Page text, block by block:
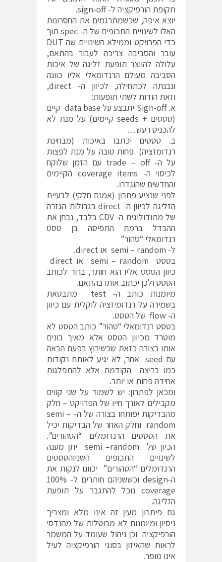
תקופת הורפיקציה ל- sign-off.
יוצא איפה, שכשמתרגמים את החסרונות
האלו לשינויים התכופים של ה- spec תוך
כדי הפרויקט וממילא השינויים שה DUT
עובר והסביבה צריכה לעבור בהתאם,
עלולה להווצר תופעת זליגה של איכות
הסביבה מעולם הרנדומאלי אליו כוונה
ונבנתה לכתחילה, לכיוון ה- direct,
וזאת הודות לשתי תופעות:
א. Sign-off יתבצע על data base קיים
(טסטים + seeds קיימים) על מנת לא
להכניס רעש…
ב. טסטים יכתבו באיכות (מבחינת
רנדומזציה) פחות טובה על מנת לפצות
על ה- trade – off עם הזמן שלוקח
לכיסוי ה- coverage items הקיימים
והחדשים שהוגדרו.
לפני שנציע פתרון (אמנם חלקי) לבעיית
הזליגה לכיוון ה- direct בגבולות הגזרה
של מתודולוגית ה- CDV בלבד, נבחן את
ההבדל ברמת התפיסה בן טסט
רנדומאלי “טהור”
ל- semi – random או direct.
בטסט semi – random או direct
כיוון הטסט אליו הוא חותר, ברור לכותב
הטסט ולכן יכתוב אותו בהתאם.
מיומנות כותב ה- test מתבטאת
בשמירה על רנדומיזציה לוקלית עם כיוון
ה- flow של הטסט.
בטסט רנדומאלי “טהור” כותב הטסט לא
מוטרד מכיוון הטסט אלא מאיך בונים
אותו בצורה כזאת שכשירוץ בפעם הבאה
עם seed אחר, לא יגיע לאותם נקודות
כמו בריצה הקודמת אלא להתפלגות
אחידה פחות או יותר.
ומכאן לפתרון: יש לשמור על שני קווים
מקבילים לאורך חייו של הפרויקט – חלק
מהבדיקות יפותחו בצורה של ה- semi –
random וחלק האחר של הבדיקות יכיל
את הטסטים הרנדומלים “הטהורים”.
הכיון של semi –random יתן מענה
לשינויים התכופים השניוהטסטים
הרנדומלים “הטהורים” יכוונו לנקות את
ה-design וכששניהם חותרים ל- 100%
coverage נוכל להתגבר על תופעת
הזליגה.
גם פיתרון מעין זה אינו מלא ומצריך
ניסיון ומיומנות לא מבוטלות של מהנדסי
הורפיקציה וכן ניהול שעומד על המשמר
לראות שהאיזון בסוגי הורפיקציה לעיל
אינו מופר.